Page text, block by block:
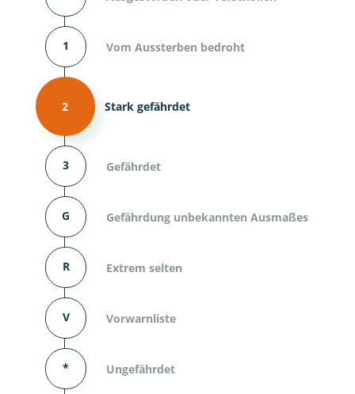
1 Vom Aussterben bedroht
2 Stark gefährdet
3 Gefährdet
G Gefährdung unbekannten Ausmaßes
R Extrem selten
V Vorwarnliste
* Ungefährdet